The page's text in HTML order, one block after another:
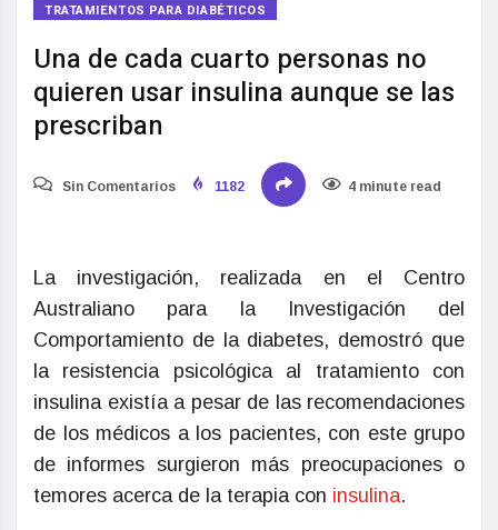
TRATAMIENTOS PARA DIABÉTICOS
Una de cada cuarto personas no
quieren usar insulina aunque se las
prescriban
Sin Comentarios 1182 4 minute read
La investigación, realizada en el Centro
Australiano para la Investigación del
Comportamiento de la diabetes, demostró que
la resistencia psicológica al tratamiento con
insulina existía a pesar de las recomendaciones
de los médicos a los pacientes, con este grupo
de informes surgieron más preocupaciones o
temores acerca de la terapia con insulina.